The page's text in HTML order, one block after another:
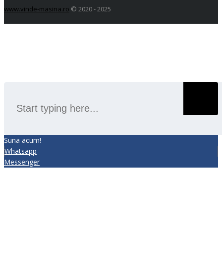
www.vinde-masina.ro © 2020 - 2025
Suna acum!
Whatsapp
Messenger